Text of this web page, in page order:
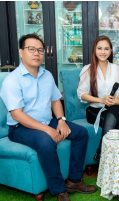
trò tiên phong trong bảo vệ môi
Bùi Lan Anh đăng quang Hoa khôi
Lan tỏa hành trình xanh vì biển
được đưa ra Trường Sa giai đoạn
MC Xuân Tiến cùng vợ đón Tết sớm
Âm nhạc kết nối hai thế hệ trong
bản 2026
Phiên Chợ Từ Tâm Tại Đại Học
TP.HCM: Kết Nối Yêu Thương,
Khó